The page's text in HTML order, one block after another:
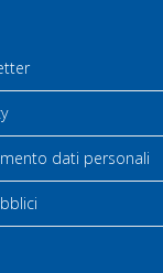
dati personali